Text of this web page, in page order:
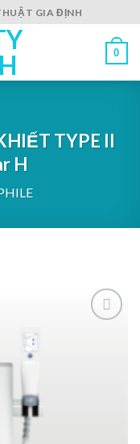
GIA ĐỊNH
0
TYPE II
H